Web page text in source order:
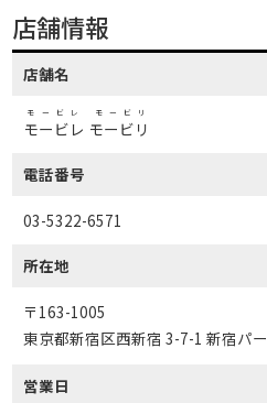
店舗情報
店舗名
モービレ モービリ
モービレ モービリ
電話番号
03-5322-6571
所在地
〒163-1005
東京都新宿区西新宿 3-7-1 新宿パ
営業日